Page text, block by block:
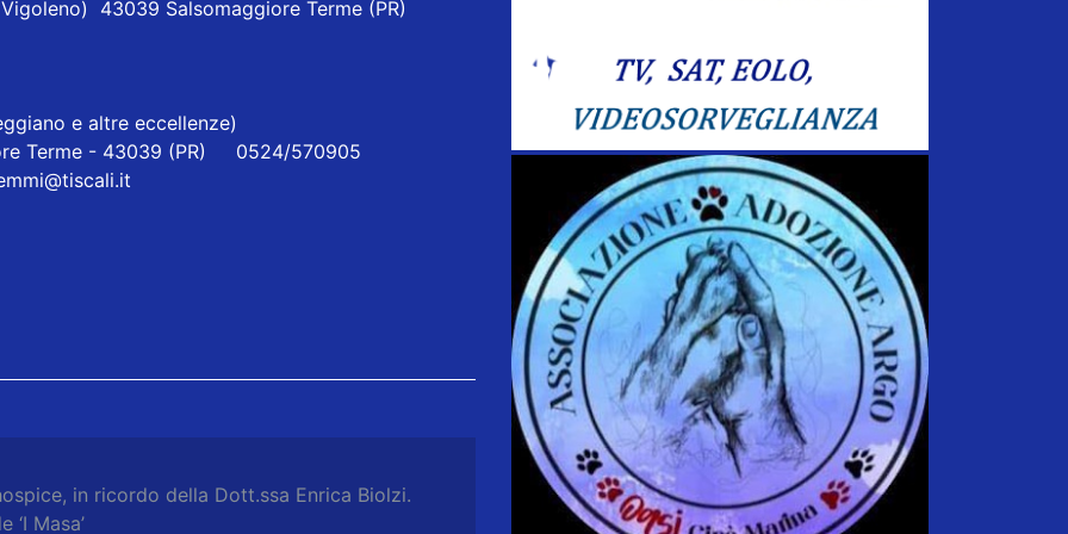
43039 Salsomaggiore Terme (PR)
e altre eccellenze)
Terme - 43039 (PR) 0524/570905
in ricordo della Dott.ssa Enrica Biolzi.
‘I Masa’